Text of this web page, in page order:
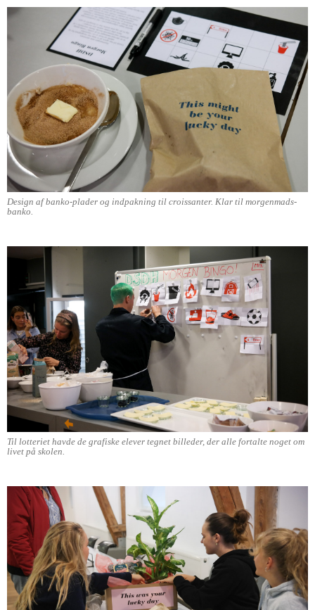
Design af banko-plader og indpakning til croissanter. Klar til morgenmads-
banko.
Til lotteriet havde de grafiske elever tegnet billeder, der alle fortalte noget om
livet på skolen.